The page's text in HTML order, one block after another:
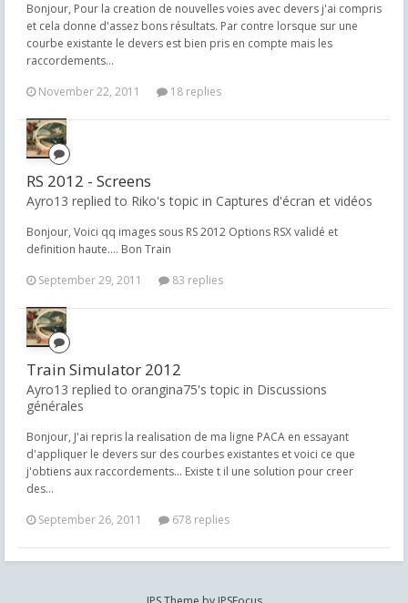
Bonjour, Pour la creation de nouvelles voies avec devers j'ai compris
et cela donne d'assez bons résultats. Par contre lorsque sur une
courbe existante le devers est bien pris en compte mais les
raccordements...
November 22, 2011
18 replies
RS 2012 - Screens
Ayro13 replied to Riko's topic in Captures d'écran et vidéos
Bonjour, Voici qq images sous RS 2012 Options RSX validé et
definition haute.... Bon Train
September 29, 2011
83 replies
Train Simulator 2012
Ayro13 replied to orangina75's topic in Discussions
générales
Bonjour, J'ai repris la realisation de ma ligne PACA en essayant
d'appliquer le devers sur des courbes existantes et voici ce que
j'obtiens aux raccordements... Existe t il une solution pour creer
des...
September 26, 2011
678 replies